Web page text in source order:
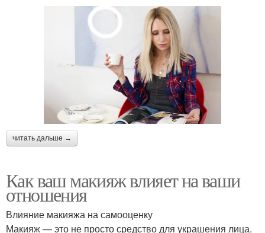
читать дальше →
Как ваш макияж влияет на ваши
отношения
Влияние макияжа на самооценку
Макияж — это не просто средство для украшения лица.